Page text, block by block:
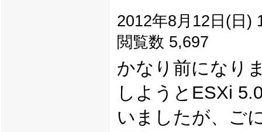
2012年8月12日(日)
閲覧数 5,697
かなり前になり
しようとESXi
いましたが、ご